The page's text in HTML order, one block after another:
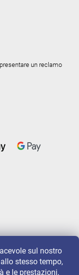
sul nostro
stesso tempo,
e le prestazioni,
un reclamo